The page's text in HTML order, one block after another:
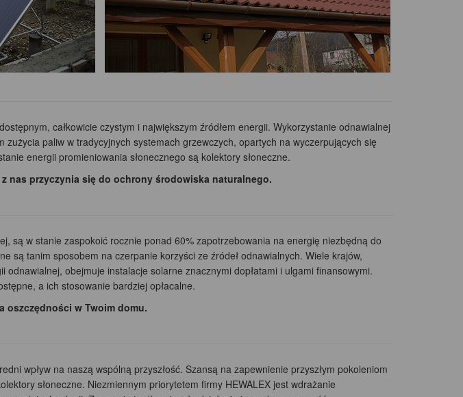
całkowicie czystym i największym źródłem energii. Wykorzystanie odnawialnej
zużycia paliw w tradycyjnych systemach grzewczych, opartych na wyczerpujących się
energii promieniowania słonecznego są kolektory słoneczne.
nas przyczynia się do ochrony środowiska naturalnego.
są w stanie zaspokoić rocznie ponad 60% zapotrzebowania na energię niezbędną do
są tanim sposobem na czerpanie korzyści ze źródeł odnawialnych. Wiele krajów,
odnawialnej, obejmuje instalacje solarne znacznymi dopłatami i ulgami finansowymi.
a ich stosowanie bardziej opłacalne.
oszczędności w Twoim domu.
wpływ na naszą wspólną przyszłość. Szansą na zapewnienie przyszłym pokoleniom
słoneczne. Niezmiennym priorytetem firmy HEWALEX jest wdrażanie